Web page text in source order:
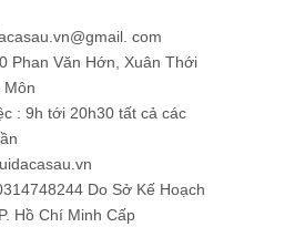
com
Phan Văn Hớn, Xuân Thới
: 9h tới 20h30 tất cả các
Do Sở Kế Hoạch
Hồ Chí Minh Cấp